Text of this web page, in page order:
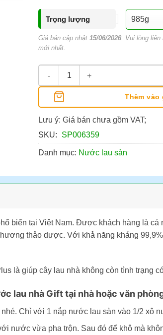
Trọng lượng
Giá bán cập nhật 15/06/2026. Vui lòng liên
mới nhất.
Nước Lau Sàn Gift Plus Hương
Thêm vào
Lưu ý: Giá bán chưa gồm VAT;
SKU:
SP006359
Danh mục: Nước lau sàn
biến tại Việt Nam. Được khách hàng là
thảo dược. Với khả năng kháng
là giúp cây lau nhà không còn tình trạng
lau nhà Gift tại nhà hoặc văn
Chỉ với 1 nắp nước lau sàn vào 1/2 xô
nước vừa pha trộn. Sau đó để khô mà